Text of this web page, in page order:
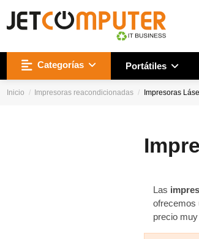
Categorías Portátiles
Inicio Impresoras reacondicionadas Impresoras
Las
ofrecemos
precio